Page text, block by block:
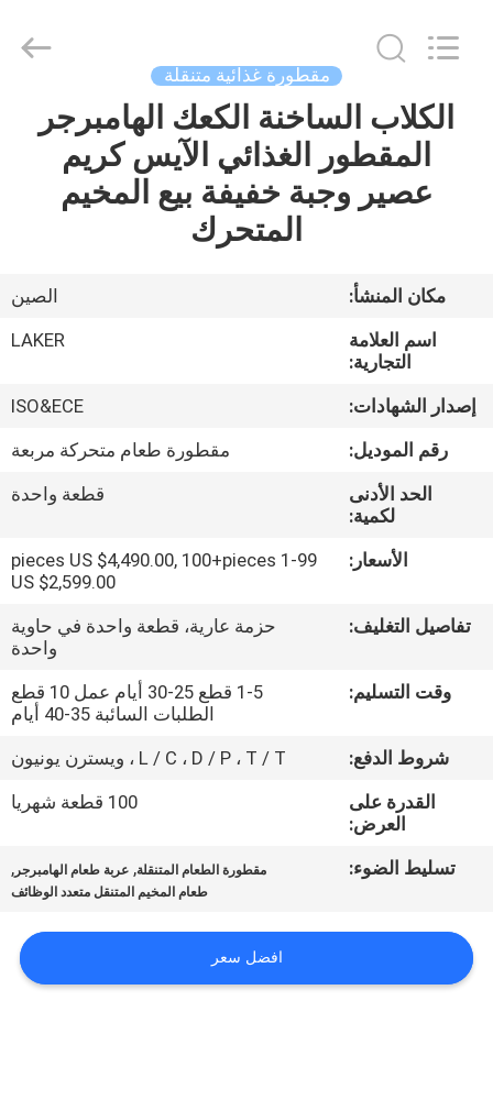
منزل
المنتجات
في
المعمل
ضبط
الجودة
اتصل
خريطة
الخصوصية
AUTOPARTS
CO.,LIMITED.
مقطورة غذائية متنقلة
الكلاب الساخنة الكعك الهامبرجر
المقطور الغذائي الآيس كريم
عصير وجبة خفيفة بيع المخيم
المتحرك
مكان المنشأ:
الصين
اسم العلامة
التجارية:
LAKER
إصدار الشهادات:
ISO&ECE
رقم الموديل:
مقطورة طعام متحركة مربعة
الحد الأدنى
لكمية:
قطعة واحدة
الأسعار:
1-99 pieces US $4,490.00, 100+pieces
US $2,599.00
تفاصيل التغليف:
حزمة عارية، قطعة واحدة في حاوية
واحدة
وقت التسليم:
1-5 قطع 25-30 أيام عمل 10 قطع
الطلبات السائبة 35-40 أيام
شروط الدفع:
L / C ، D / P ، T / T ، ويسترن يونيون
القدرة على
العرض:
100 قطعة شهريا
تسليط الضوء: مقطورة الطعام المتنقلة, عربة طعام الهامبرجر ,
طعام المخيم المتنقل متعدد الوظائف
افضل سعر